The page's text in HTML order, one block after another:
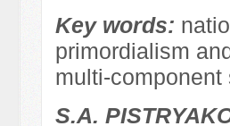
Key words:
primordialism
multi-
S.А.